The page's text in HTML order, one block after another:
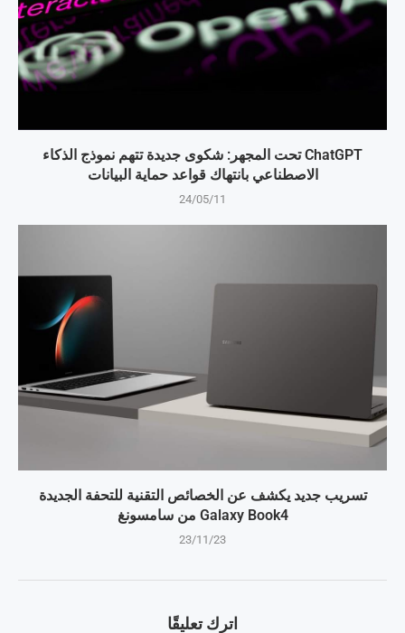
ChatGPT تحت المجهر: شكوى جديدة تتهم نموذج الذكاء
الاصطناعي بانتهاك قواعد حماية البيانات
24/05/11
تسريب جديد يكشف عن الخصائص التقنية للتحفة الجديدة
Galaxy Book4 من سامسونغ
23/11/23
اترك تعليقًا